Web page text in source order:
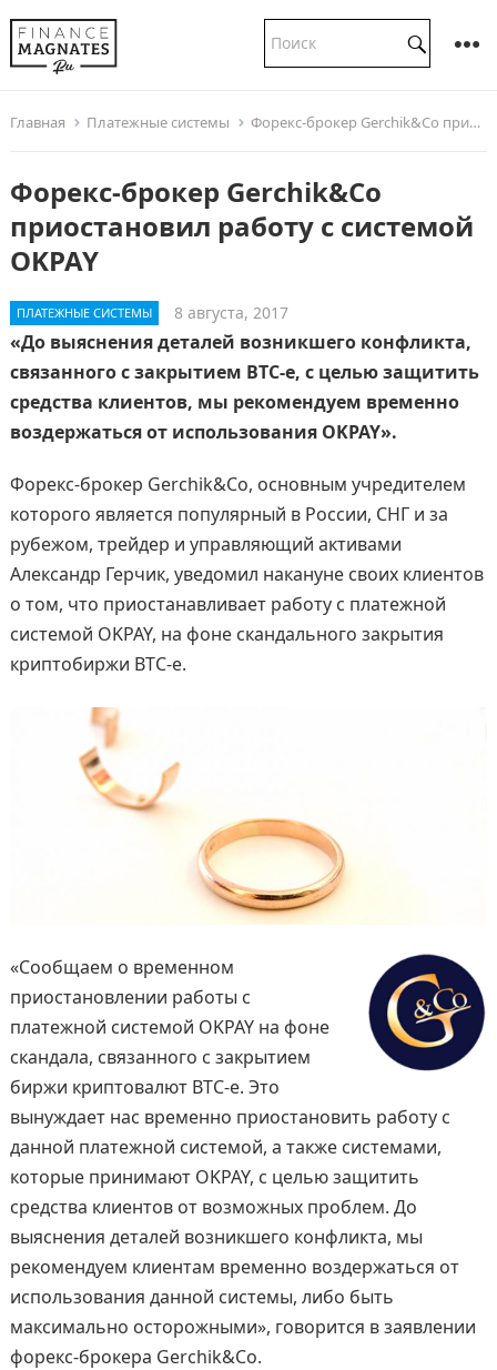
Главная Платежные системы Форекс-брокер Gerchik&Co приостановил работу с системой OKPAY
Форекс-брокер Gerchik&Co
приостановил работу с системой
OKPAY
ПЛАТЕЖНЫЕ СИСТЕМЫ 8 августа, 2017
«До выяснения деталей возникшего конфликта,
связанного с закрытием BTC-e, с целью защитить
средства клиентов, мы рекомендуем временно
воздержаться от использования OKPAY».
Форекс-брокер Gerchik&Co, основным учредителем
которого является популярный в России, СНГ и за
рубежом, трейдер и управляющий активами
Александр Герчик, уведомил накануне своих клиентов
о том, что приостанавливает работу с платежной
системой OKPAY, на фоне скандального закрытия
криптобиржи BTC-e.
«Сообщаем о временном
приостановлении работы с
платежной системой OKPAY на фоне
скандала, связанного с закрытием
биржи криптовалют BTC-e. Это
вынуждает нас временно приостановить работу с
данной платежной системой, а также системами,
которые принимают OKPAY, с целью защитить
средства клиентов от возможных проблем. До
выяснения деталей возникшего конфликта, мы
рекомендуем клиентам временно воздержаться от
использования данной системы, либо быть
максимально осторожными», говорится в заявлении
форекс-брокера Gerchik&Co.